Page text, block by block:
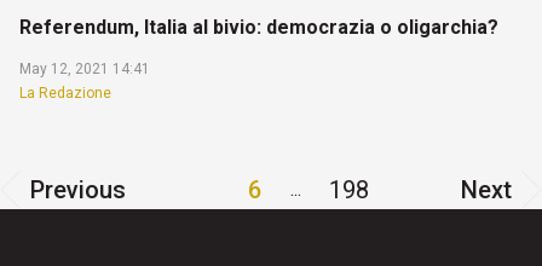
Referendum, Italia al bivio: democrazia o oligarchia?
May 12, 2021 14:41
La Redazione
Previous 6 ... 198 Next